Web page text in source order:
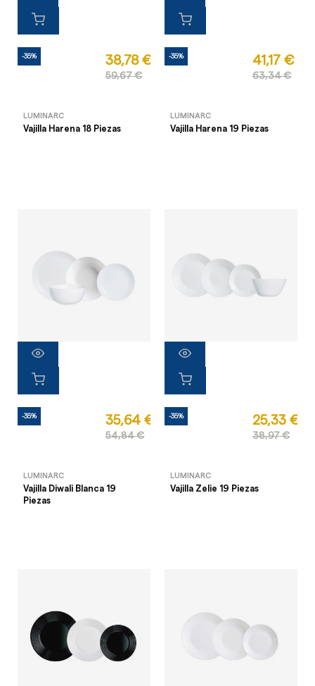
-35% 38,78 €
59,67 €
LUMINARC
Vajilla Harena 18 Piezas
-35% 41,17 €
63,34 €
LUMINARC
Vajilla Harena 19 Piezas
-35% 35,64 €
54,84 €
LUMINARC
Vajilla Diwali Blanca 19
Piezas
-35% 25,33 €
38,97 €
LUMINARC
Vajilla Zelie 19 Piezas